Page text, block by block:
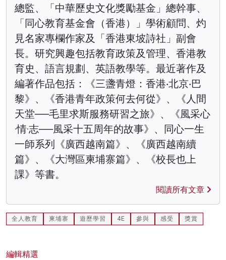
總監、「中華歷史文化獎勵基金」總幹事、
「同心教育基金會（香港）」學術顧問、灼
見名家專欄作家及「香港東坡詩社」副會
長。研究興趣包括教育政策及管理、香港教
育史、語言規劃、英語教學等。最近著作及
編著作品包括：《三盞青燈：香港‧北京‧巴
黎》、《香港青年政策何去何從》、《人間
天堂──毛里求斯服務研習之旅》、《風采心
·情·志──風采十五周年的故事》、同心一生
一師系列《廣西越南篇》、《廣西越南續
篇》、《大灣區柬埔寨篇》、《校長也上
課》等書。
閱讀所有文章
全人教育 柬埔寨 遊歷學習 4E 參與 感受 獎賞
編輯精選